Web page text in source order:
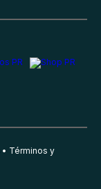
Términos y